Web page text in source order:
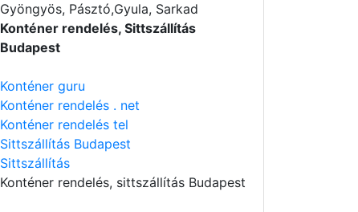
Gyöngyös, Pásztó,Gyula, Sarkad
Konténer rendelés, Sittszállítás
Budapest
Konténer guru
Konténer rendelés . net
Konténer rendelés tel
Sittszállítás Budapest
Sittszállítás
Konténer rendelés, sittszállítás Budapest